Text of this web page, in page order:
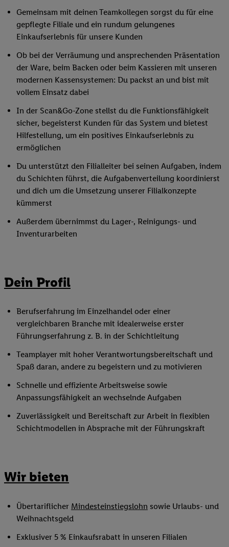
Gemeinsam mit deinen Teamkollegen sorgst du für eine
gepflegte Filiale und ein rundum gelungenes
Einkaufserlebnis für unsere Kunden
Ob bei der Verräumung und ansprechenden Präsentation
der Ware, beim Backen oder beim Kassieren mit unseren
modernen Kassensystemen: Du packst an und bist mit
vollem Einsatz dabei
In der Scan&Go-Zone stellst du die Funktionsfähigkeit
sicher, begeisterst Kunden für das System und bietest
Hilfestellung, um ein positives Einkaufserlebnis zu
ermöglichen
Du unterstützt den Filialleiter bei seinen Aufgaben, indem
du Schichten führst, die Aufgabenverteilung koordinierst
und dich um die Umsetzung unserer Filialkonzepte
kümmerst
Außerdem übernimmst du Lager-, Reinigungs- und
Inventurarbeiten
Dein Profil
Berufserfahrung im Einzelhandel oder einer
vergleichbaren Branche mit idealerweise erster
Führungserfahrung z. B. in der Schichtleitung
Teamplayer mit hoher Verantwortungsbereitschaft und
Spaß daran, andere zu begeistern und zu motivieren
Schnelle und effiziente Arbeitsweise sowie
Anpassungsfähigkeit an wechselnde Aufgaben
Zuverlässigkeit und Bereitschaft zur Arbeit in flexiblen
Schichtmodellen in Absprache mit der Führungskraft
Wir bieten
Übertariflicher Mindesteinstiegslohn sowie Urlaubs- und
Weihnachtsgeld
Exklusiver 5 % Einkaufsrabatt in unseren Filialen